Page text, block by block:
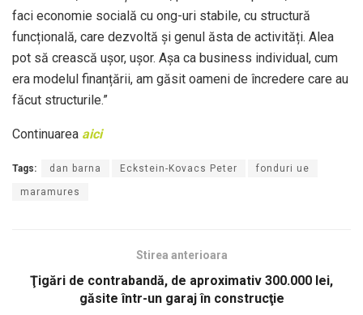
faci economie socială cu ong-uri stabile, cu structură
funcțională, care dezvoltă și genul ăsta de activități. Alea
pot să crească ușor, ușor. Așa ca business individual, cum
era modelul finanțării, am găsit oameni de încredere care au
făcut structurile.”
Continuarea aici
Tags: dan barna Eckstein-Kovacs Peter fonduri ue
maramures
Stirea anterioara
Ţigări de contrabandă, de aproximativ 300.000 lei,
găsite într-un garaj în construcţie